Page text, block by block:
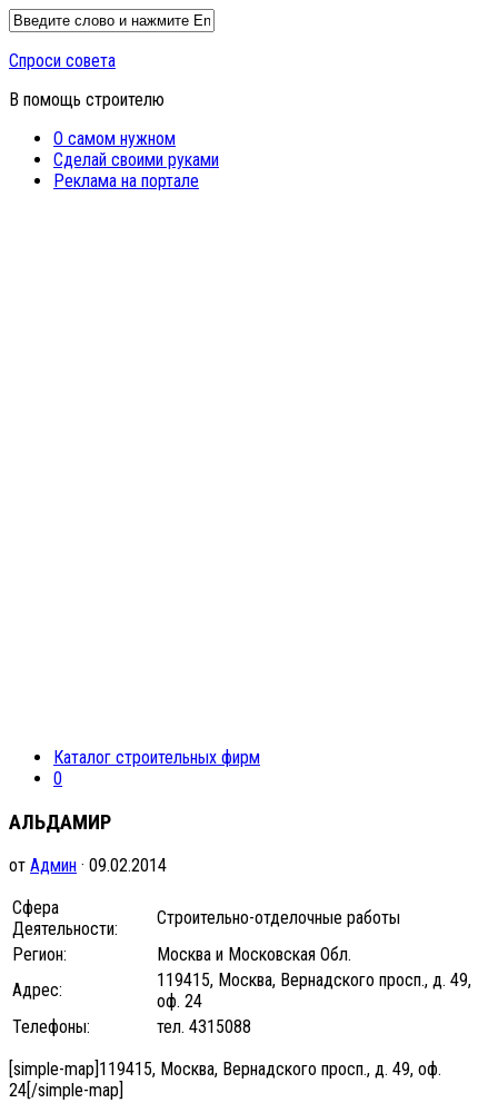
Спроси совета
В помощь строителю
О самом нужном
Сделай своими руками
Реклама на портале
Каталог строительных фирм
0
АЛЬДАМИР
от Админ · 09.02.2014
Сфера
Деятельности:
Строительно-отделочные работы
Регион:
Москва и Московская Обл.
Адрес:
119415, Москва, Вернадского просп., д. 49,
оф. 24
Телефоны:
тел. 4315088
[simple-map]119415, Москва, Вернадского просп., д. 49, оф.
24[/simple-map]